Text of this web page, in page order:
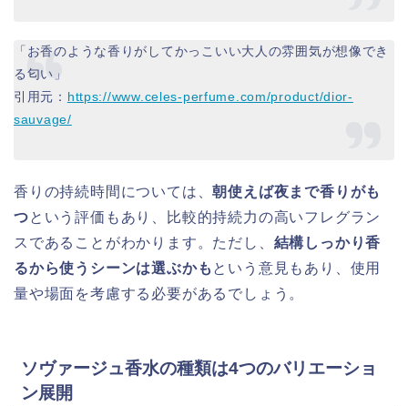
「お香のような香りがしてかっこいい大人の雰囲気が想像でき
る匂い」
引用元： https://www.celes-perfume.com/product/dior-
sauvage/
香りの持続時間については、朝使えば夜まで香りがも
つという評価もあり、比較的持続力の高いフレグラン
スであることがわかります。ただし、 結構しっかり香
るから使うシーンは選ぶかも という意見もあり、使用
量や場面を考慮する必要があるでしょう。
ソヴァージュ香水の種類は4つのバリエーショ
ン展開